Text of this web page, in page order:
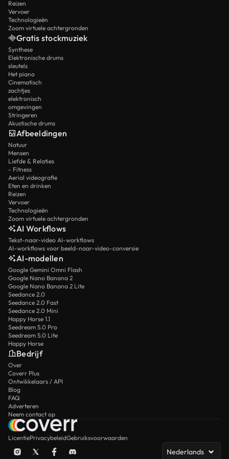
Reizen
Vervoer
Technologieën
Zoom virtuele achtergronden
Gratis stockmuziek
Synthese
Elektronische drums
sleutels
Het piano
Cinematisch
zachtjes
elektronisch
omgevingen
Stringeren
Akustische drums
Afbeeldingen
Natuur
Mensen
Liefde & Relaties
- Fitness
Aerial videografie
Eten en drinken
Reizen
Vervoer
Technologieën
Zoom virtuele achtergronden
AI Workflows
Tekst-naar-video AI-workflows
AI-workflows voor beeld-naar-video-conversie
AI-modellen
Google Gemini Omni Flash
Google Nano Banana 2
Google Nano Banana 2 Lite
Seedance 2.0
Seedance 2.0 Fast
Seedance 2.0 Mini
Happy Horse 1.1
Seedream 5.0 Pro
Seedream 5.0 Lite
Happy Horse
Bedrijf
Over
Coverr Plus
Ontwikkelaars / API
Blog
FAQ
Adverteren
Neem contact op
LicentiePrivacybeleidGebruiksvoorwaarden
Nederlands